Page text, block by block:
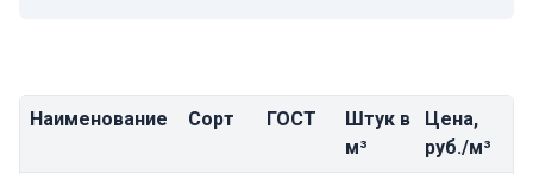
Наименование Сорт ГОСТ
Штук в
м³
Цена,
руб./м³